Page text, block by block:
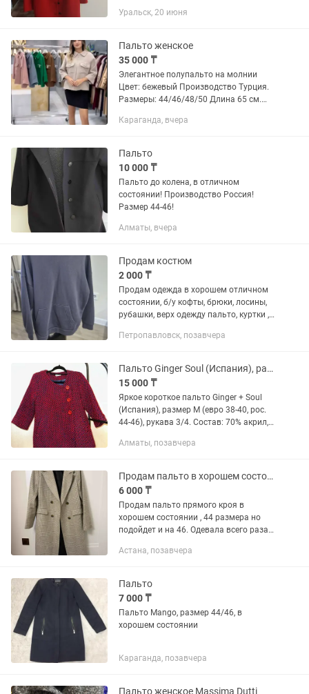
Уральск, 20 июня
Пальто женское
35 000 ₸
Элегантное полупальто на молнии
Цвет: бежевый Производство Турция.
Размеры: 44/46/48/50 Длина 65 см.
Подкладка: 100 % сатин Состав: 61%
Караганда, вчера
Пальто
10 000 ₸
Пальто до колена, в отличном
состоянии! Производство Россия!
Размер 44-46!
Алматы, вчера
Продам костюм
2 000 ₸
Продам одежда в хорошем отличном
состоянии, б/у кофты, брюки, лосины,
рубашки, верх одежду пальто, куртки ,
в связи с переездом. Размеры 44, 46-48
Петропавловск, позавчера
Пальто Ginger Soul (Испания), раз M, твид, шерсть-акрил, красно-синее
15 000 ₸
Яркое короткое пальто Ginger + Soul
(Испания), размер M (евро 38-40, рос.
44-46), рукава 3/4. Состав: 70% акрил,
твид, модный дизайн с крупными
Алматы, позавчера
Продам пальто в хорошем состоянии
6 000 ₸
Продам пальто прямого кроя в
хорошем состоянии , 44 размера но
подойдет и на 46. Одевала всего раза
пояса .
Астана, позавчера
Пальто
7 000 ₸
Пальто Mango, размер 44/46, в
хорошем состоянии
Караганда, позавчера
Пальто женское Massima Dutti